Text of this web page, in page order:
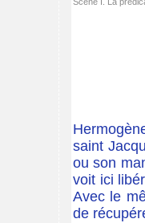
saint
ou son
voit ici
Avec le
de